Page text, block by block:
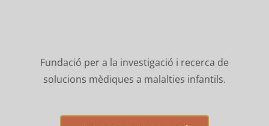
Fundació per a la investigació i recerca de
solucions mèdiques a malalties infantils.